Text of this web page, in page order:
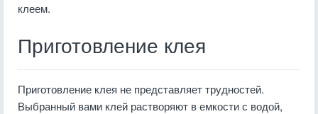
клеем.
Приготовление клея
Приготовление клея не представляет трудностей.
Выбранный вами клей растворяют в емкости с водой,